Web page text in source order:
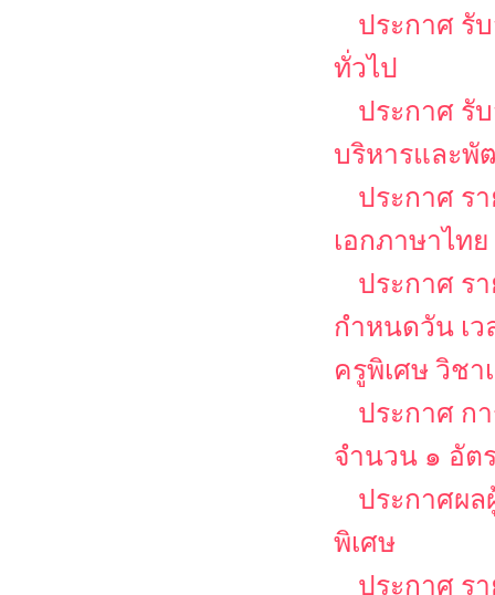
ประกาศ รั
ทั่วไป
ประกาศ รั
บริหารและพั
ประกาศ ร
เอกภาษาไทย
ประกาศ ร
กำหนดวัน เ
ครูพิเศษ วิชา
ประกาศ ก
จำนวน ๑ อัต
ประกาศผ
พิเศษ
ประกาศ ร